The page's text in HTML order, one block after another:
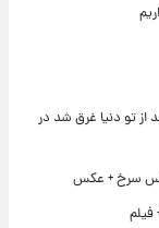
از تو دنیا غرق شد در
سرخ + عکس